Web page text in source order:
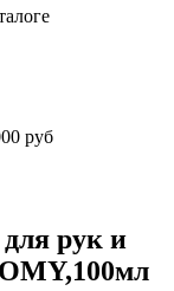
руб
рук и